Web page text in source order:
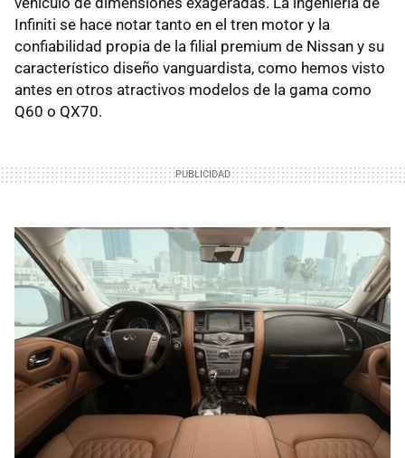
Infiniti se hace notar tanto en el tren motor y la
confiabilidad propia de la filial premium de Nissan y su
característico diseño vanguardista, como hemos visto
antes en otros atractivos modelos de la gama como
Q60 o QX70.